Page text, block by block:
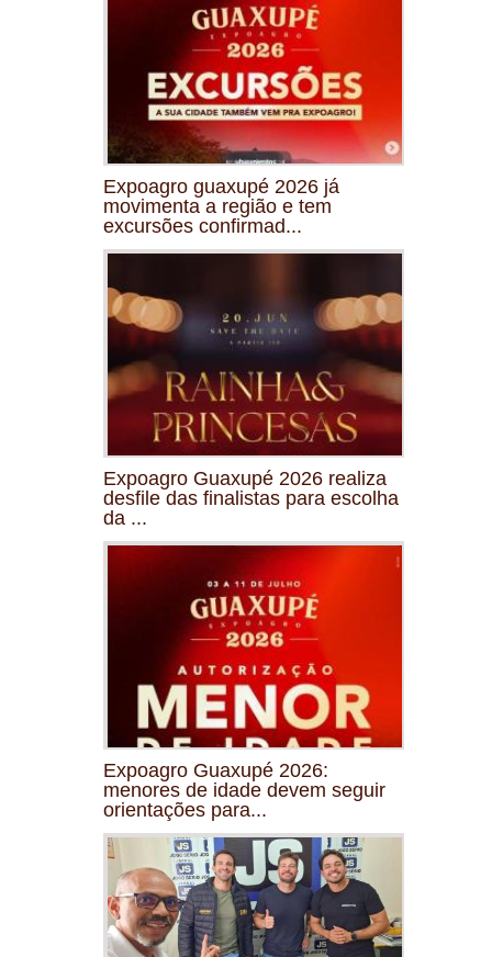
Expoagro guaxupé 2026 já
movimenta a região e tem
excursões confirmad...
Expoagro Guaxupé 2026 realiza
desfile das finalistas para escolha
da ...
Expoagro Guaxupé 2026:
menores de idade devem seguir
orientações para...